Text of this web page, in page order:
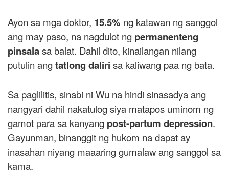
Ayon sa mga doktor, 15.5% ng katawan ng sanggol
ang may paso, na nagdulot ng permanenteng
pinsalasa balat. Dahil dito, kinailangan nilang
putulin angtatlong daliri sa kaliwang paa ng bata.
Sa paglilitis, sinabi ni Wu na hindi sinasadya ang
nangyari dahil nakatulog siya matapos uminom ng
gamot para sa kanyang post-partum depression.
Gayunman, binanggit ng hukom na dapat ay
inasahan niyang maaaring gumalaw ang sanggol sa
kama.